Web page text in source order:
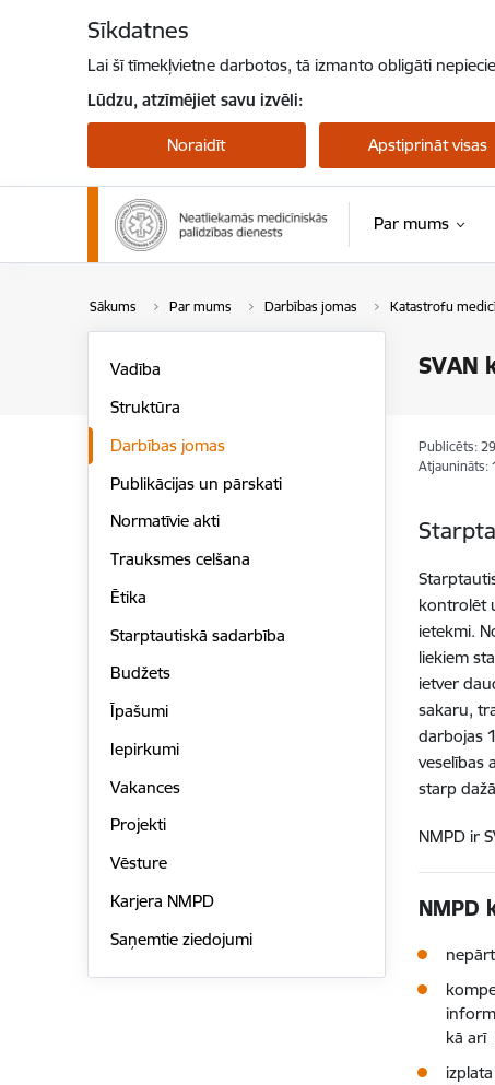
Sīkdatnes
Lai šī tīmekļvietne darbotos, tā izmanto obligāti
Lūdzu, atzīmējiet savu izvēli:
Noraidīt Apstiprināt visas
Par mums
Sākums Par mums Darbības jomas Katastrofu
SVAN
Vadība
Struktūra
Darbības jomas
Publikācijas un pārskati
Normatīvie akti
Trauksmes celšana
Ētika
Starptautiskā sadarbība
Budžets
Īpašumi
Iepirkumi
Vakances
Projekti
Vēsture
Karjera NMPD
Saņemtie ziedojumi
Publicēts:
Atjaunināts:
kontrolēt
ietekmi.
liekiem
ietver
sakaru,
darbojas
veselības
starp
NMPD ir
NMPD
kā arī